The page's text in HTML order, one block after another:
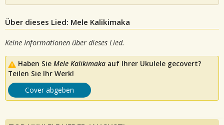
Über dieses Lied: Mele Kalikimaka
Keine Informationen über dieses Lied.
Haben Sie Mele Kalikimaka auf Ihrer Ukulele gecovert?
Teilen Sie Ihr Werk!
Cover abgeben